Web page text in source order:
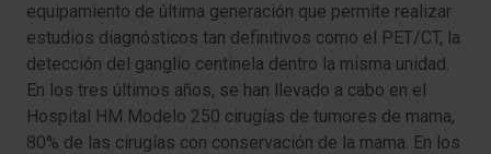
equipamiento de última generación que permite realizar
estudios diagnósticos tan definitivos como el PET/CT, la
detección del ganglio centinela dentro la misma unidad.
En los tres últimos años, se han llevado a cabo en el
Hospital HM Modelo 250 cirugías de tumores de mama,
80% de las cirugías con conservación de la mama. En los